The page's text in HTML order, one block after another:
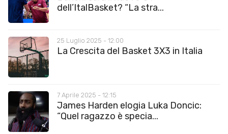
dell’ItalBasket? “La stra...
25 Luglio 2025 - 12:00
La Crescita del Basket 3X3 in Italia
7 Aprile 2025 - 12:15
James Harden elogia Luka Doncic:
“Quel ragazzo è specia...